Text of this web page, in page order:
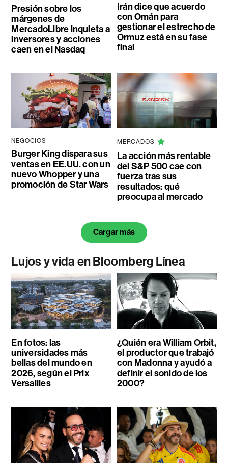
Presión sobre los
márgenes de
MercadoLibre inquieta a
inversores y acciones
caen en el Nasdaq
Irán dice que acuerdo
con Omán para
gestionar el estrecho de
Ormuz está en su fase
final
NEGOCIOS
Burger King dispara sus
ventas en EE.UU. con un
nuevo Whopper y una
promoción de Star Wars
MERCADOS
La acción más rentable
del S&P 500 cae con
fuerza tras sus
resultados: qué
preocupa al mercado
Cargar más
Lujos y vida en Bloomberg Línea
En fotos: las
universidades más
bellas del mundo en
2026, según el Prix
Versailles
¿Quién era William Orbit,
el productor que trabajó
con Madonna y ayudó a
definir el sonido de los
2000?